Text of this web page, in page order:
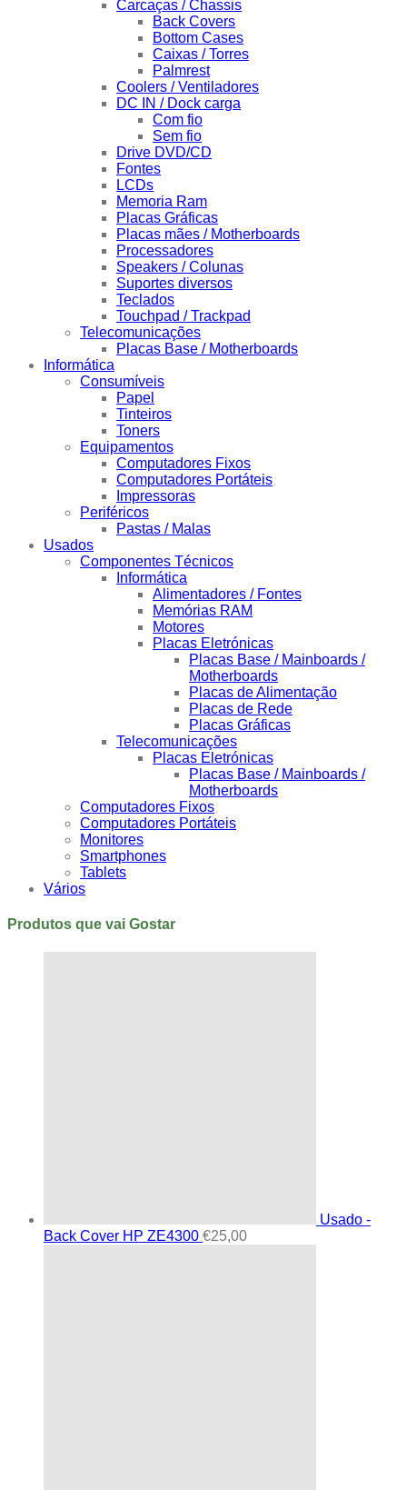
Carcaças / Chassis
Back Covers
Bottom Cases
Caixas / Torres
Palmrest
Coolers / Ventiladores
DC IN / Dock carga
Com fio
Sem fio
Drive DVD/CD
Fontes
LCDs
Memoria Ram
Placas Gráficas
Placas mães / Motherboards
Processadores
Speakers / Colunas
Suportes diversos
Teclados
Touchpad / Trackpad
Telecomunicações
Placas Base / Motherboards
Informática
Consumíveis
Papel
Tinteiros
Toners
Equipamentos
Computadores Fixos
Computadores Portáteis
Impressoras
Periféricos
Pastas / Malas
Usados
Componentes Técnicos
Informática
Alimentadores / Fontes
Memórias RAM
Motores
Placas Eletrónicas
Placas Base / Mainboards /
Motherboards
Placas de Alimentação
Placas de Rede
Placas Gráficas
Telecomunicações
Placas Eletrónicas
Placas Base / Mainboards /
Motherboards
Computadores Fixos
Computadores Portáteis
Monitores
Smartphones
Tablets
Vários
Produtos que vai Gostar
Usado -
Back Cover HP ZE4300 €25,00